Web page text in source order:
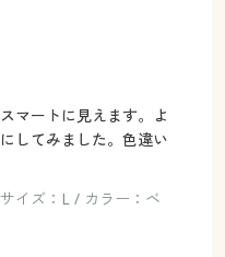
マートに見えます。よ
してみました。色違い
イズ：L / カラー：ベ